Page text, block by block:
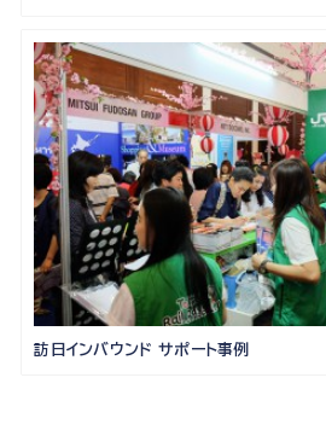
訪日インバウンド サポート事例